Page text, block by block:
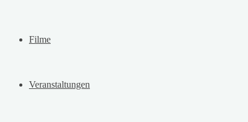
Filme
Veranstaltungen